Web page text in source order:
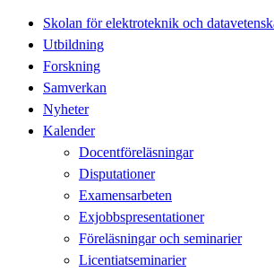
Skolan för elektroteknik och
Utbildning
Forskning
Samverkan
Nyheter
Kalender
Docentföreläsningar
Disputationer
Examensarbeten
Exjobbspresentationer
Föreläsningar och seminarier
Licentiatseminarier